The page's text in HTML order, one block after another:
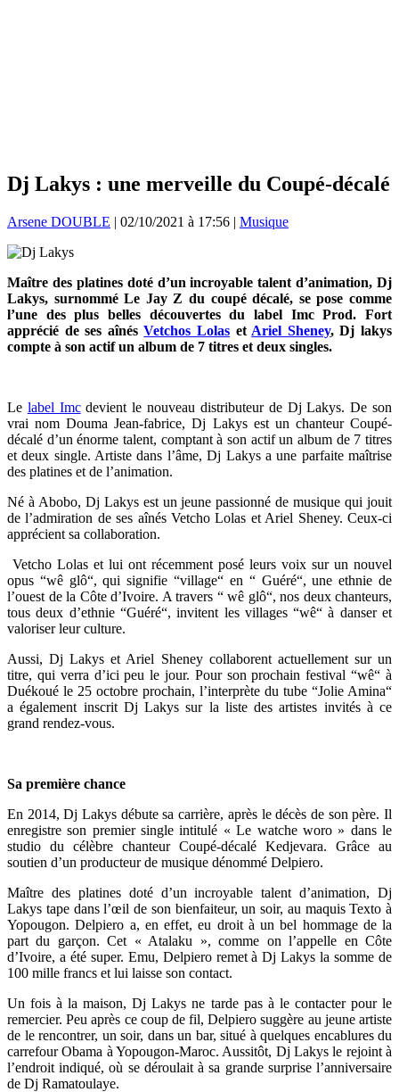
Dj Lakys : une merveille du Coupé-décalé
Arsene DOUBLE | 02/10/2021 à 17:56 | Musique
Maître des platines doté d’un incroyable talent d’animation, Dj
Lakys, surnommé Le Jay Z du coupé décalé, se pose comme
l’une des plus belles découvertes du label Imc Prod. Fort
apprécié de ses aînésVetchos Lolas et Ariel Sheney, Dj lakys
compte à son actif un album de 7 titres et deux singles.
Le label Imcdevient le nouveau distributeur de Dj Lakys. De son
vrai nom Douma Jean-fabrice, Dj Lakys est un chanteur Coupé-
décalé d’un énorme talent, comptant à son actif un album de 7 titres
et deux single. Artiste dans l’âme, Dj Lakys a une parfaite maîtrise
des platines et de l’animation.
Né à Abobo, Dj Lakys est un jeune passionné de musique qui jouit
de l’admiration de ses aînés Vetcho Lolas et Ariel Sheney. Ceux-ci
apprécient sa collaboration.
Vetcho Lolas et lui ont récemment posé leurs voix sur un nouvel
opus “wê glô“, qui signifie “village“ en “ Guéré“, une ethnie de
l’ouest de la Côte d’Ivoire. A travers “ wê glô“, nos deux chanteurs,
tous deux d’ethnie “Guéré“, invitent les villages “wê“ à danser et
valoriser leur culture.
Aussi, Dj Lakys et Ariel Sheney collaborent actuellement sur un
titre, qui verra d’ici peu le jour. Pour son prochain festival “wê“ à
Duékoué le 25 octobre prochain, l’interprète du tube “Jolie Amina“
a également inscrit Dj Lakys sur la liste des artistes invités à ce
grand rendez-vous.
Sa première chance
En 2014, Dj Lakys débute sa carrière, après le décès de son père. Il
enregistre son premier single intitulé « Le watche woro » dans le
studio du célèbre chanteur Coupé-décalé Kedjevara. Grâce au
soutien d’un producteur de musique dénommé Delpiero.
Maître des platines doté d’un incroyable talent d’animation, Dj
Lakys tape dans l’œil de son bienfaiteur, un soir, au maquis Texto à
Yopougon. Delpiero a, en effet, eu droit à un bel hommage de la
part du garçon. Cet « Atalaku », comme on l’appelle en Côte
d’Ivoire, a été super. Emu, Delpiero remet à Dj Lakys la somme de
100 mille francs et lui laisse son contact.
Un fois à la maison, Dj Lakys ne tarde pas à le contacter pour le
remercier. Peu après ce coup de fil, Delpiero suggère au jeune artiste
de le rencontrer, un soir, dans un bar, situé à quelques encablures du
carrefour Obama à Yopougon-Maroc. Aussitôt, Dj Lakys le rejoint à
l’endroit indiqué, où se déroulait à sa grande surprise l’anniversaire
de Dj Ramatoulaye.